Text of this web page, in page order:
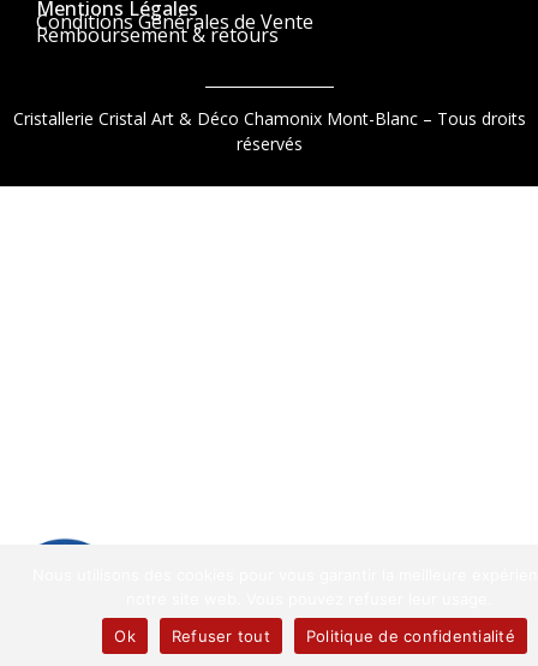
Mentions Légales
Conditions Générales de Vente
Remboursement & retours
Cristallerie Cristal Art & Déco Chamonix Mont-Blanc – Tous droits
réservés
Ok
Refuser tout Politique de confidentialité